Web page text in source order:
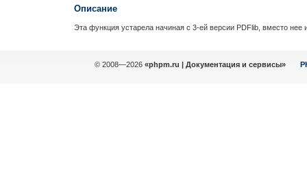
Описание
Эта функция устарела начиная с 3-ей версии PDFlib, вместо
© 2008—2026 «phpm.ru | Документация и сервисы»